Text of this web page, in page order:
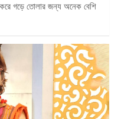
গড়ে তোলার জন্য অনেক বেশি